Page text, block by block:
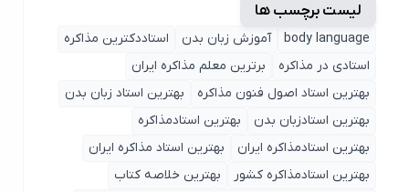
لیست برچسب ها
body language آموزش زبان بدن
استاددکترین مذاکره
استادی در مذاکره
برترین معلم مذاکره ایران
بهترین استاد اصول ‌فنون مذاکره
بهترین استاد زبان بدن
بهترین استادزبان بدن
بهترین استادمذاکره
بهترین استادمذاکره ایران
بهترین استاد مذاکره ایران
بهترین استادمذاکره کشور
بهترین خلاصه کتاب